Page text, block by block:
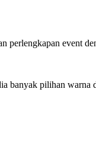
perlengkapan event
pilihan warna